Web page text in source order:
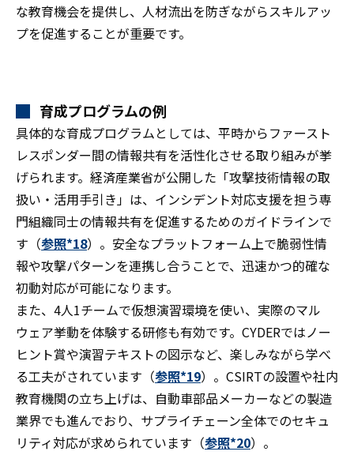
な教育機会を提供し、人材流出を防ぎながらスキルアッ
プを促進することが重要です。
育成プログラムの例
具体的な育成プログラムとしては、平時からファースト
レスポンダー間の情報共有を活性化させる取り組みが挙
げられます。経済産業省が公開した「攻撃技術情報の取
扱い・活用手引き」は、インシデント対応支援を担う専
門組織同士の情報共有を促進するためのガイドラインで
す（参照*18）。安全なプラットフォーム上で脆弱性情
報や攻撃パターンを連携し合うことで、迅速かつ的確な
初動対応が可能になります。
また、4人1チームで仮想演習環境を使い、実際のマル
ウェア挙動を体験する研修も有効です。CYDERではノー
ヒント賞や演習テキストの図示など、楽しみながら学べ
る工夫がされています（参照*19）。CSIRTの設置や社内
教育機関の立ち上げは、自動車部品メーカーなどの製造
業界でも進んでおり、サプライチェーン全体でのセキュ
リティ対応が求められています（参照*20）。